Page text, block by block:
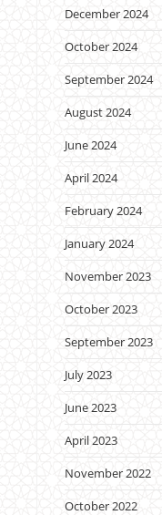
December 2024
October 2024
September 2024
August 2024
June 2024
April 2024
February 2024
January 2024
November 2023
October 2023
September 2023
July 2023
June 2023
April 2023
November 2022
October 2022